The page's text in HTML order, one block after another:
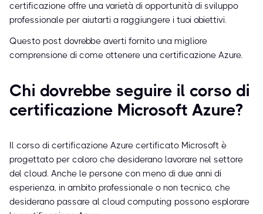
certificazione offre una varietà di opportunità di sviluppo
professionale per aiutarti a raggiungere i tuoi obiettivi.
Questo post dovrebbe averti fornito una migliore
comprensione di come ottenere una certificazione Azure.
Chi dovrebbe seguire il corso di
certificazione Microsoft Azure?
Il corso di certificazione Azure certificato Microsoft è
progettato per coloro che desiderano lavorare nel settore
del cloud. Anche le persone con meno di due anni di
esperienza, in ambito professionale o non tecnico, che
desiderano passare al cloud computing possono esplorare